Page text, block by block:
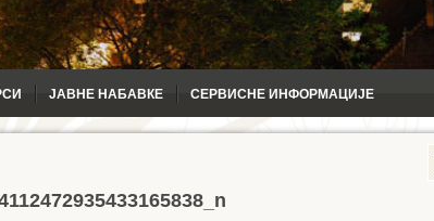
ЈАВНЕ НАБАВКЕ СЕРВИСНЕ ИНФОРМАЦИЈЕ